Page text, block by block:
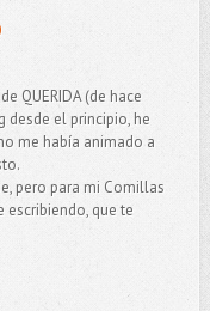
QUERIDA (de hace
desde el principio, he
me había animado a
pero para mi Comillas
escribiendo, que te